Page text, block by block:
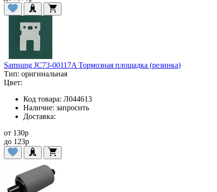
Samsung JC73-00117A Тормозная площадка (резинка)
Тип: оригинальная
Цвет:
Код товара: Л044613
Наличие: запросить
Доставка:
от 130p
до 123p